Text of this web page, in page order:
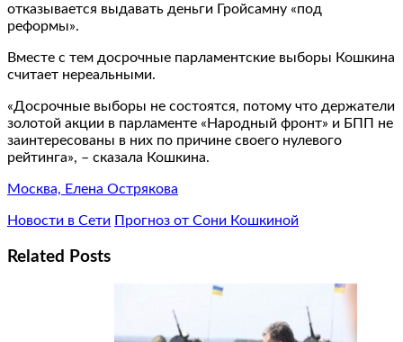
отказывается выдавать деньги Гройсамну «под
реформы».
Вместе с тем досрочные парламентские выборы Кошкина
считает нереальными.
«Досрочные выборы не состоятся, потому что держатели
золотой акции в парламенте «Народный фронт» и БПП не
заинтересованы в них по причине своего нулевого
рейтинга», – сказала Кошкина.
Москва, Елена Острякова
Новости в Сети Прогноз от Сони Кошкиной
Related Posts